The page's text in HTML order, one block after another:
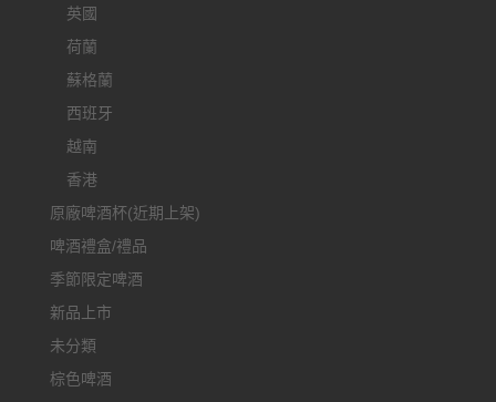
英國
荷蘭
蘇格蘭
西班牙
越南
香港
原廠啤酒杯(近期上架)
啤酒禮盒/禮品
季節限定啤酒
新品上市
未分類
棕色啤酒